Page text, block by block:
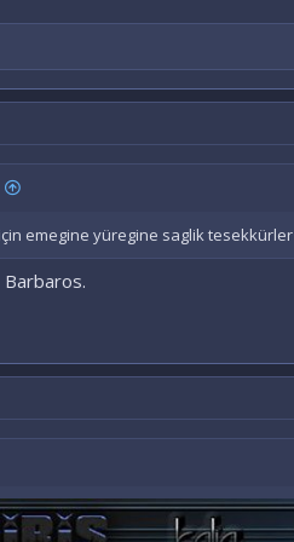
emegine yüregine saglik tesekkürler